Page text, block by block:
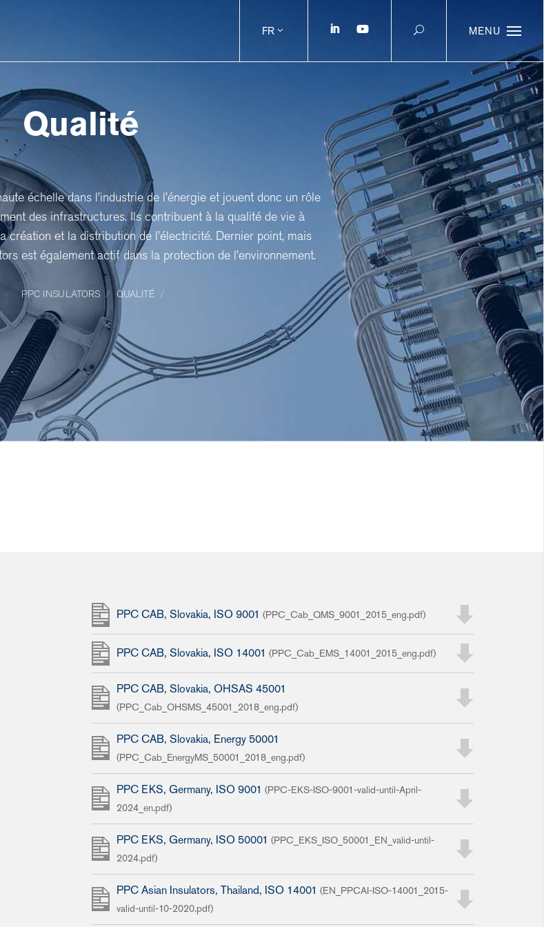
FR MENU
Qualité
échelle dans l’industrie de l’énergie et jouent donc un rôle
des infrastructures. Ils contribuent à la qualité de vie à
création et la distribution de l’électricité. Dernier point, mais
est également actif dans la protection de l’environnement.
PPC INSULATORS QUALITÉ
PPC CAB, Slovakia, ISO 9001 (PPC_Cab_QMS_9001_2015_eng.pdf)
PPC CAB, Slovakia, ISO 14001 (PPC_Cab_EMS_14001_2015_eng.pdf)
PPC CAB, Slovakia, OHSAS 45001
(PPC_Cab_OHSMS_45001_2018_eng.pdf)
PPC CAB, Slovakia, Energy 50001
(PPC_Cab_EnergyMS_50001_2018_eng.pdf)
PPC EKS, Germany, ISO 9001 (PPC-EKS-ISO-9001-valid-until-April-
2024_en.pdf)
PPC EKS, Germany, ISO 50001 (PPC_EKS_ISO_50001_EN_valid-until-
2024.pdf)
PPC Asian Insulators, Thailand, ISO 14001 (EN_PPCAI-ISO-14001_2015-
valid-until-10-2020.pdf)